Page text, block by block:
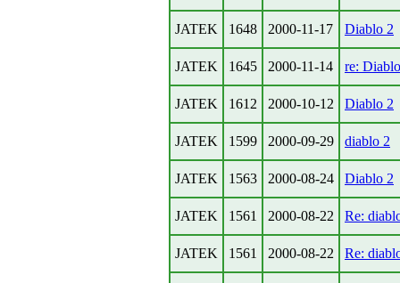
JATEK 1648 2000-11-17 Diablo 2
JATEK 1645 2000-11-14 re:
JATEK 1612 2000-10-12 Diablo 2
JATEK 1599 2000-09-29 diablo 2
JATEK 1563 2000-08-24 Diablo 2
JATEK 1561 2000-08-22 Re:
JATEK 1561 2000-08-22 Re: